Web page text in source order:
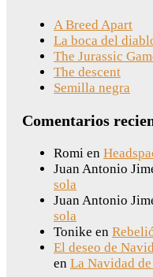
A Breed Apart
La boca del
The Jurassic
The descent
Semilla negra
Comentarios
Romi en
Juan Antonio
sola
Juan Antonio
sola
Tonike en
El deseo de
en La Navidad